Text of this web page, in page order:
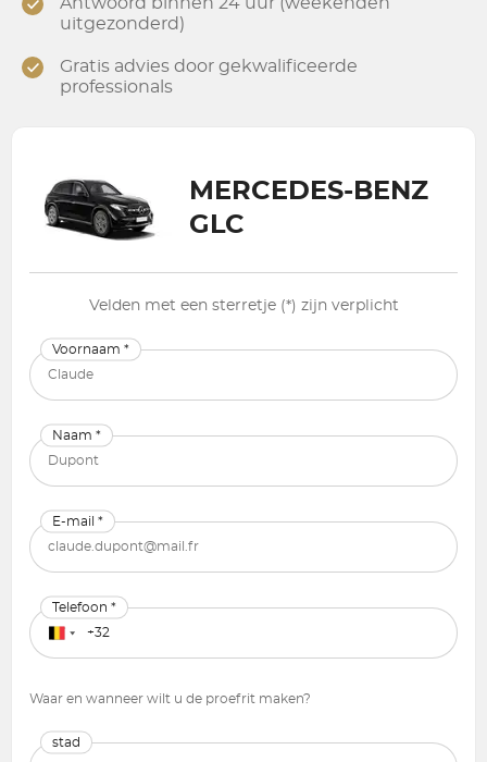
uitgezonderd)
Gratis advies door gekwalificeerde
professionals
MERCEDES-BENZ
GLC
Velden met een sterretje (*) zijn verplicht
Voornaam *
Naam *
E-mail *
Telefoon *
Waar en wanneer wilt u de proefrit maken?
stad